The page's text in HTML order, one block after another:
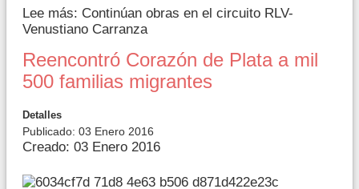
Lee más: Continúan obras en el circuito RLV-
Venustiano Carranza
Reencontró Corazón de Plata a mil
500 familias migrantes
Detalles
Publicado: 03 Enero 2016
Creado: 03 Enero 2016